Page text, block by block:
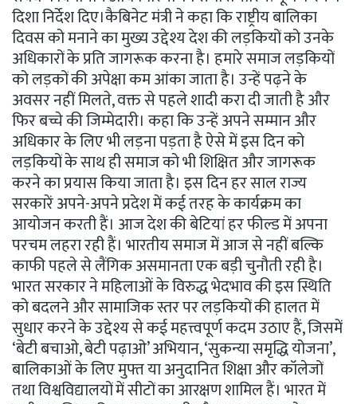
दिशा निर्देश दिए।कैबिनेट मंत्री ने कहा कि राष्ट्रीय बालिका
दिवस को मनाने का मुख्य उद्देश्य देश की लड़कियों को उनके
अधिकारों के प्रति जागरूक करना है। हमारे समाज लड़कियों
को लड़कों की अपेक्षा कम आंका जाता है। उन्हें पढ़ने के
अवसर नहीं मिलते, वक्त से पहले शादी करा दी जाती है और
फिर बच्चे की जिम्मेदारी। कहा कि उन्हें अपने सम्मान और
अधिकार के लिए भी लड़ना पड़ता है ऐसे में इस दिन को
लड़कियों के साथ ही समाज को भी शिक्षित और जागरूक
करने का प्रयास किया जाता है। इस दिन हर साल राज्य
सरकारें अपने-अपने प्रदेश में कई तरह के कार्यक्रम का
आयोजन करती हैं। आज देश की बेटियां हर फील्ड में अपना
परचम लहरा रही हैं। भारतीय समाज में आज से नहीं बल्कि
काफी पहले से लैंगिक असमानता एक बड़ी चुनौती रही है।
भारत सरकार ने महिलाओं के विरुद्ध भेदभाव की इस स्थिति
को बदलने और सामाजिक स्तर पर लड़कियों की हालत में
सुधार करने के उद्देश्य से कई महत्त्वपूर्ण कदम उठाए हैं, जिसमें
‘बेटी बचाओ, बेटी पढ़ाओ’ अभियान, ‘सुकन्या समृद्धि योजना’,
बालिकाओं के लिए मुफ्त या अनुदानित शिक्षा और कॉलेजों
तथा विश्वविद्यालयों में सीटों का आरक्षण शामिल हैं। भारत में